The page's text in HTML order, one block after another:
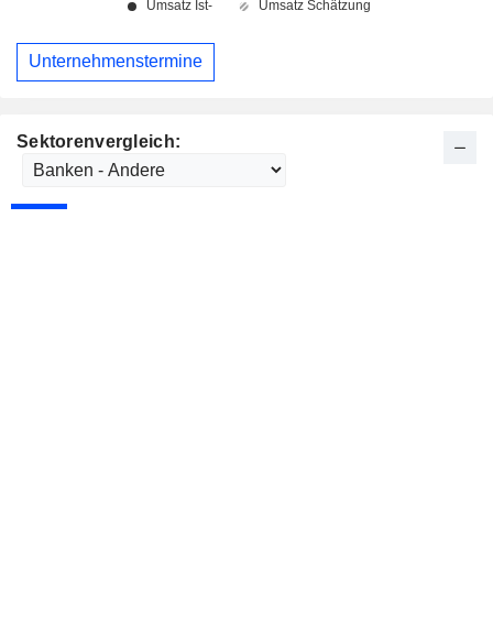
Sektorenvergleich:
Unternehmenstermine